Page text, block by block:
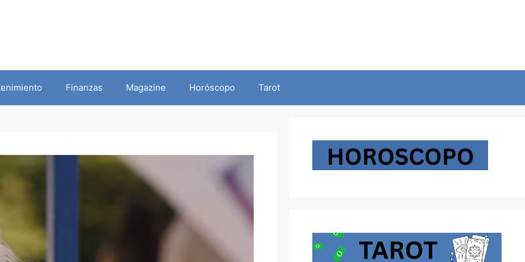
Finanzas Magazine Horóscopo Tarot